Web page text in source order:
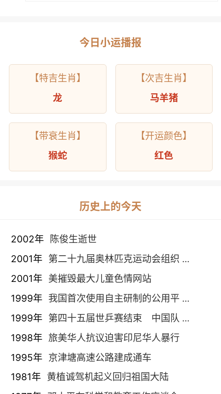
今日小运播报
【特吉生肖】
龙
【次吉生肖】
马羊猪
【带衰生肖】
猴蛇
【开运颜色】
红色
历史上的今天
2002年 陈俊生逝世
2001年 第二十九届奥林匹克运动会组织 ...
2001年 美摧毁最大儿童色情网站
1999年 我国首次使用自主研制的公用平 ...
1999年 第四十五届世乒赛结束 中国队 ...
1998年 旅美华人抗议迫害印尼华人暴行
1995年 京津塘高速公路建成通车
1981年 黄植诚驾机起义回归祖国大陆